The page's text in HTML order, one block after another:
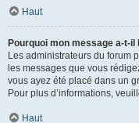
Haut
Pourquoi mon message a-t-il
Les administrateurs du forum
les messages que vous
vous ayez été placé dans un
Pour plus d’informations,
Haut